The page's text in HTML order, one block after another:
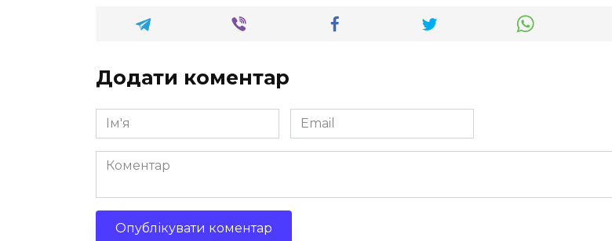
Додати коментар
Ім'я
*
Email
*
Коментар